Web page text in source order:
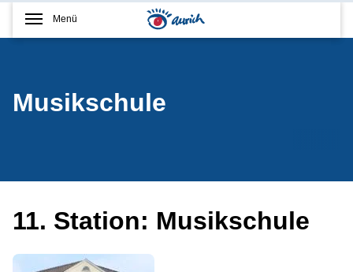
Menü
Musikschule
11. Station: Musikschule